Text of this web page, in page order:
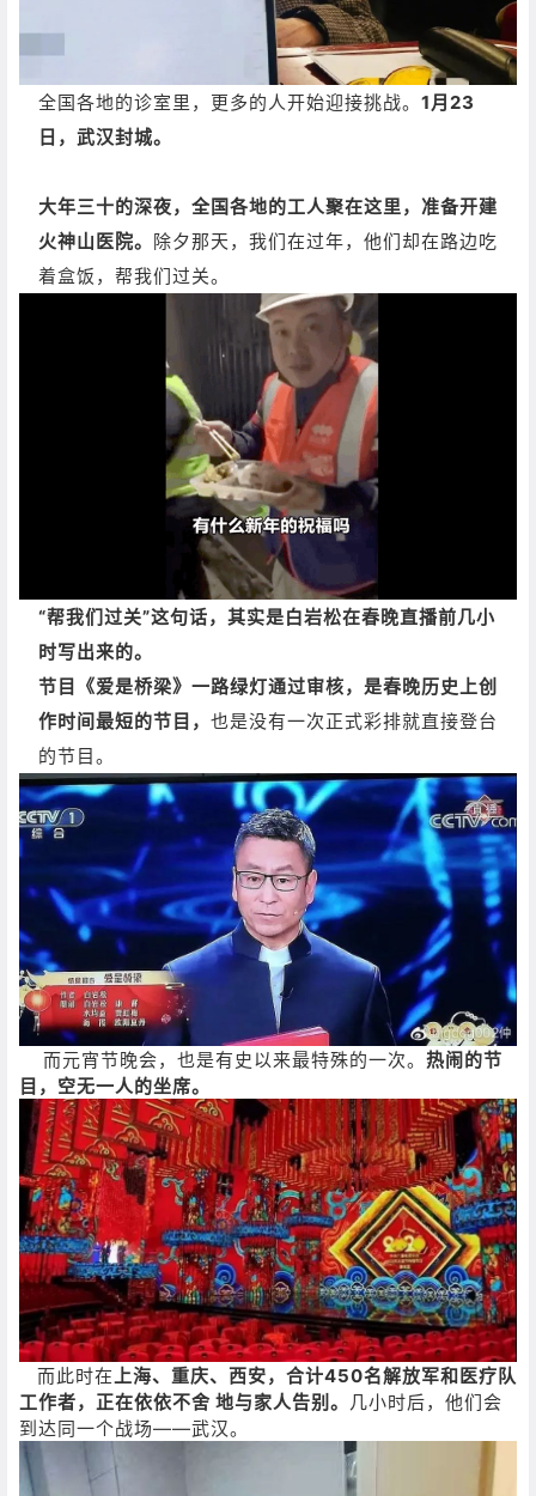
全国各地的诊室里，更多的人开始迎接挑战。 1月23
日，武汉封城。
大年三十的深夜，全国各地的工人聚在这里，准备开建
火神山医院。 除夕那天，我们在过年，他们却在路边吃
着盒饭，帮我们过关。
“帮我们过关”这句话，其实是白岩松在春晚直播前几小
时写出来的。
节目《爱是桥梁》一路绿灯通过审核，是春晚历史上创
作时间最短的节目， 也是没有一次正式彩排就直接登台
的节目。
而元宵节晚会，也是有史以来最特殊的一次。 热闹的节
目，空无一人的坐席。
而此时在 上海、重庆、西安，合计450名解放军和医疗队
工作者，正在依依不舍 地与家人告别。
几小时后，他们会
到达同一个战场——武汉。